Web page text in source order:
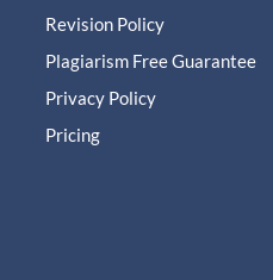
Revision Policy
Plagiarism Free Guarantee
Privacy Policy
Pricing